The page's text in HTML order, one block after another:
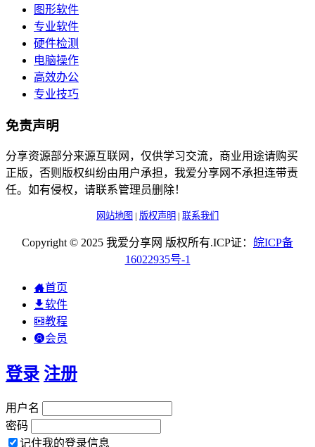
图形软件
专业软件
硬件检测
电脑操作
高效办公
专业技巧
免责声明
分享资源部分来源互联网，仅供学习交流，商业用途请购买
正版，否则版权纠纷由用户承担，我爱分享网不承担连带责
任。如有侵权，请联系管理员删除！
网站地图 | 版权声明 | 联系我们
Copyright © 2025 我爱分享网 版权所有.ICP证： 皖ICP备
16022935号-1
首页
软件
教程
会员
登录 注册
用户名
密码
记住我的登录信息